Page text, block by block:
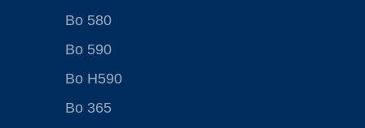
Bo 580
Bo 590
Bo H590
Bo 365